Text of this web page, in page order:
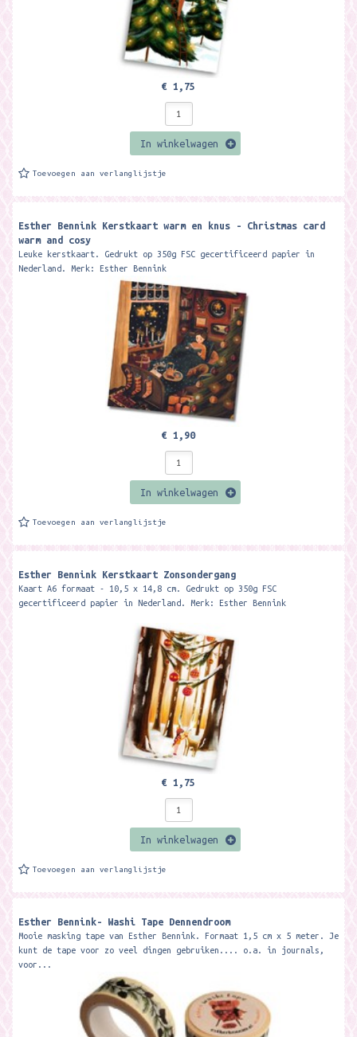
€ 1,75
In winkelwagen
Toevoegen aan verlanglijstje
Esther Bennink Kerstkaart warm en knus - Christmas card
warm and cosy
Leuke kerstkaart. Gedrukt op 350g FSC gecertificeerd papier in
Nederland. Merk: Esther Bennink
€ 1,90
In winkelwagen
Toevoegen aan verlanglijstje
Esther Bennink Kerstkaart Zonsondergang
Kaart A6 formaat - 10,5 x 14,8 cm. Gedrukt op 350g FSC
gecertificeerd papier in Nederland. Merk: Esther Bennink
€ 1,75
In winkelwagen
Toevoegen aan verlanglijstje
Esther Bennink- Washi Tape Dennendroom
Mooie masking tape van Esther Bennink. Formaat 1,5 cm x 5 meter. Je
kunt de tape voor zo veel dingen gebruiken.... o.a. in journals,
voor...